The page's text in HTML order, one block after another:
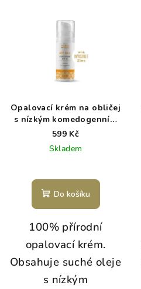
Opalovací krém na obličej
s nízkým komedogenním
indexem SPF 50
WoodenSpoon 50ml
599 Kč
Skladem
Do košíku
100% přírodní
opalovací krém.
Obsahuje suché oleje
s nízkým